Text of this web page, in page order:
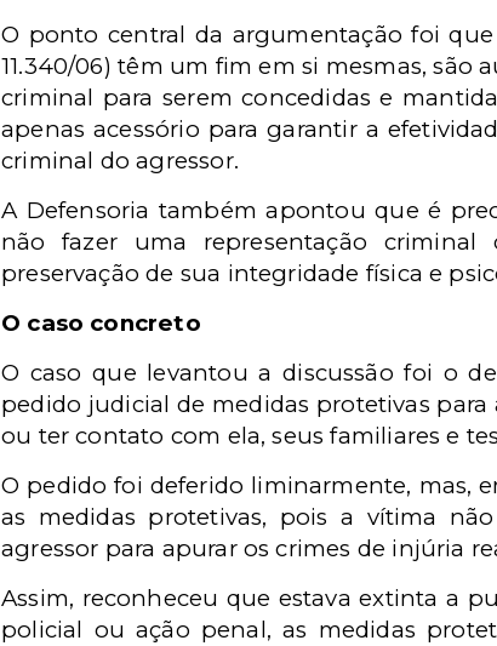
O ponto central da argumentação foi
11.340/06) têm um fim em si mesmas,
criminal para serem concedidas e
apenas acessório para garantir a
criminal do agressor.
A Defensoria também apontou que é
não fazer uma representação
preservação de sua integridade física e
O caso concreto
O caso que levantou a discussão foi o
pedido judicial de medidas protetivas
ou ter contato com ela, seus familiares e
O pedido foi deferido liminarmente, mas,
as medidas protetivas, pois a vítima
agressor para apurar os crimes de injúria
Assim, reconheceu que estava extinta a
policial ou ação penal, as medidas